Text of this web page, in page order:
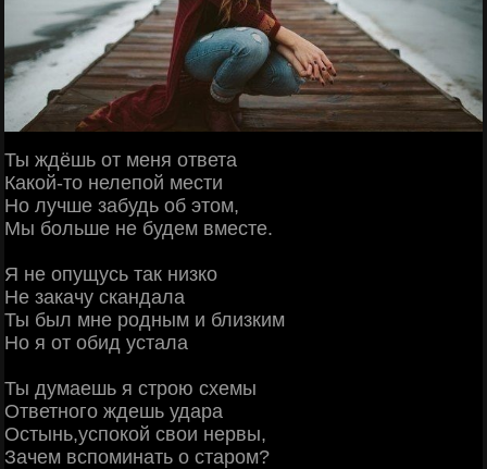
Ты ждёшь от меня ответа
Какой-то нелепой мести
Но лучше забудь об этом,
Мы больше не будем вместе.
Я не опущусь так низко
Не закачу скандала
Ты был мне родным и близким
Но я от обид устала
Ты думаешь я строю схемы
Ответного ждешь удара
Остынь,успокой свои нервы,
Зачем вспоминать о старом?